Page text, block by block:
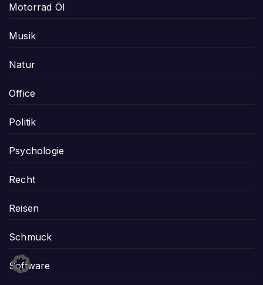
Motorrad Öl
Musik
Natur
Office
Politik
Psychologie
Recht
Reisen
Schmuck
Software